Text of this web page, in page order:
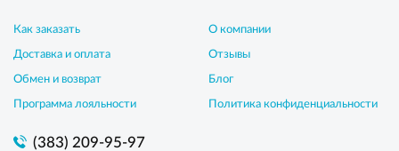
Как заказать
Доставка и оплата
Обмен и возврат
Программа лояльности
О компании
Отзывы
Блог
Политика конфиденциальности
(383) 209-95-97